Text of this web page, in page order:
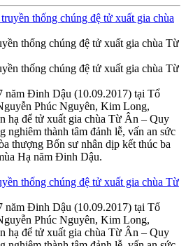
thống chúng đệ tử xuất gia chùa Từ
thống chúng đệ tử xuất gia chùa Từ
năm Đinh Dậu (10.09.2017) tại Tổ
Phúc Nguyên, Kim Long,
hạ để tử xuất gia chùa Từ Ân – Quy
nghiêm thành tâm đảnh lễ, vấn an sức
thượng Bổn sư nhân dịp kết thúc ba
Hạ năm Đinh Dậu.
thống chúng đệ tử xuất gia chùa Từ
năm Đinh Dậu (10.09.2017) tại Tổ
Phúc Nguyên, Kim Long,
hạ để tử xuất gia chùa Từ Ân – Quy